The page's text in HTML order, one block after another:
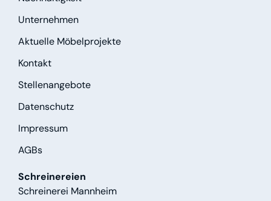
Unternehmen
Aktuelle Möbelprojekte
Kontakt
Stellenangebote
Datenschutz
Impressum
AGBs
Schreinereien
Schreinerei Mannheim